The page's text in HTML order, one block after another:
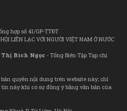
hợp số 41/GP-TTĐT
LIÊN LẠC VỚI NGƯỜI VIỆT NAM Ở NƯỚC
Thị Bích Ngọc - Tổng Biên Tập Tạp chí
quyền nội dung trên website này; chỉ
này khi có sự đồng ý bằng văn bản của